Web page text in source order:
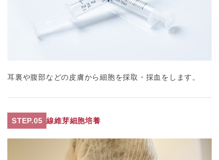
耳裏や腹部などの皮膚から細胞を採取・採血をします。
STEP.05 線維芽細胞培養